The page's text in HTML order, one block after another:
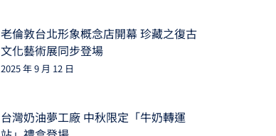
老倫敦台北形象概念店開幕 珍藏之復古
文化藝術展同步登場
2025 年 9 月 12 日
台灣奶油夢工廠 中秋限定「牛奶轉運